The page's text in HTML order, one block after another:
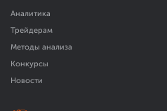
Аналитика
Трейдерам
Методы анализа
Конкурсы
Новости